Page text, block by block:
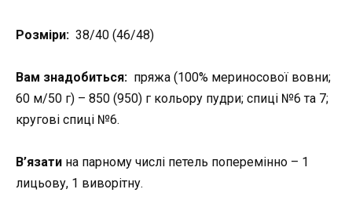
Розміри: 38/40 (46/48)
Вам знадобиться: пряжа (100% мериносової вовни;
60 м/50 г) – 850 (950) г кольору пудри; спиці №6 та 7;
кругові спиці №6.
В’язати на парному числі петель поперемінно – 1
лицьову, 1 виворітну.